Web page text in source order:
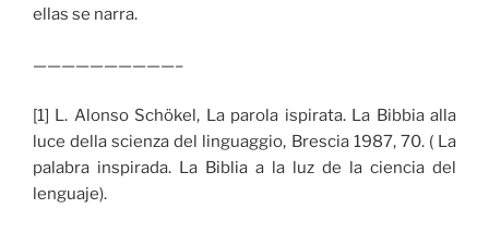
ellas se narra.
——————————–
[1] L. Alonso Schökel, La parola ispirata. La Bibbia alla
luce della scienza del linguaggio, Brescia 1987, 70. ( La
palabra inspirada. La Biblia a la luz de la ciencia del
lenguaje).